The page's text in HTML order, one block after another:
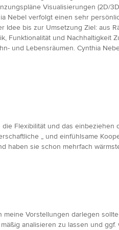
Visualisierungen (2D/
Nebel verfolgt einen sehr
bis zur Umsetzung Ziel: aus
Funktionalität und Nachhaltigkeit
und Lebensräumen. Cynthia
Flexibilität und das
„ und einfühlsame
haben sie schon mehrfach
Vorstellungen darlegen
analisieren zu lassen und